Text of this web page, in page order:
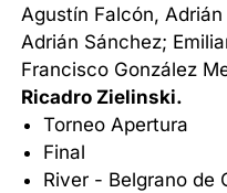
Agustín Falcón,
Adrián Sánchez;
Francisco González
Ricadro Zielinski.
Torneo Apertura
Final
River - Belgrano de